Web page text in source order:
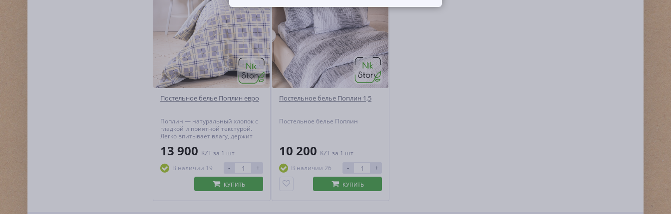
Постельное белье Поплин евро
Поплин — натуральный хлопок с
гладкой и приятной текстурой.
Легко впитывает влагу, держит
создавая идеальный
гипоаллергенен и не теряет
форму даже при активной
эксплуатации.
13 900 KZTза 1 шт
В наличии 19
- +
КУПИТЬ
Постельное белье Поплин 1,5
Постельное белье Поплин
10 200 KZTза 1 шт
В наличии 26
- +
КУПИТЬ